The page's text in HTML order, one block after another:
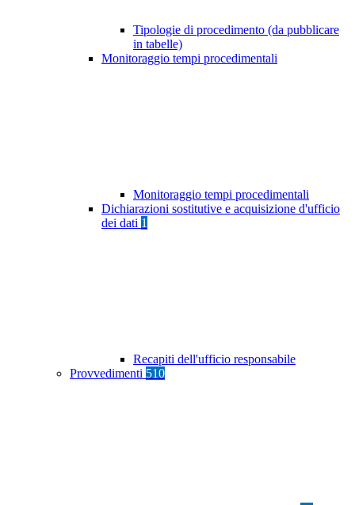
Tipologie di procedimento (da pubblicare
in tabelle)
Monitoraggio tempi procedimentali
Monitoraggio tempi procedimentali
Dichiarazioni sostitutive e acquisizione d'ufficio
dei dati 1
Recapiti dell'ufficio responsabile
Provvedimenti 510